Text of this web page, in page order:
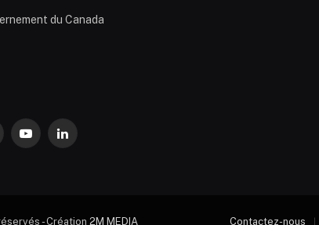
du Canada
YouTubeLinkedIn
- Création 2M MEDIA Contactez-nous